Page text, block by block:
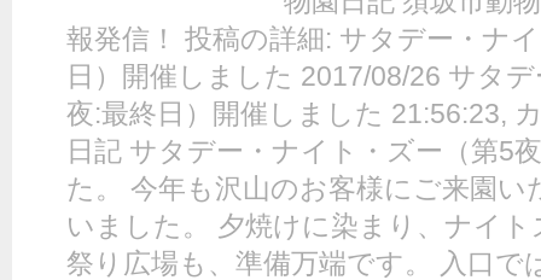
報発信！ 投稿の詳細: サタデー・ナ
日）開催しました 2017/08/26 サタ
夜:最終日）開催しました 21:56:23,
日記 サタデー・ナイト・ズー（第5
た。 今年も沢山のお客様にご来園
いました。 夕焼けに染まり、ナイ
祭り広場も、準備万端です。 入口で